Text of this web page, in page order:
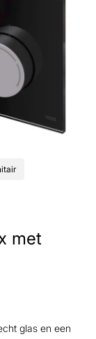
met
glas en een